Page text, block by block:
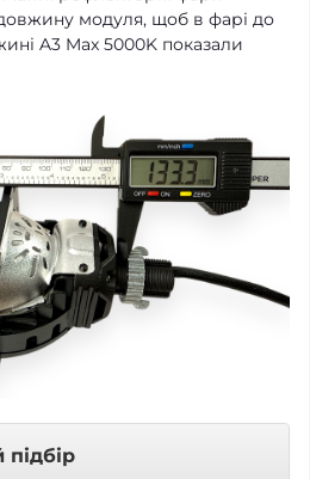
модуля, щоб в фарі до
A3 Max 5000K показали